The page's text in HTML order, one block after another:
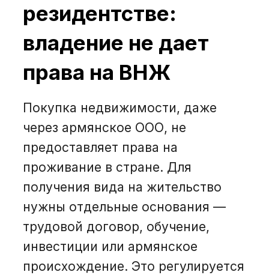
резидентстве:
владение не дает
права на ВНЖ
Покупка недвижимости, даже
через армянское ООО, не
предоставляет права на
проживание в стране. Для
получения вида на жительство
нужны отдельные основания —
трудовой договор, обучение,
инвестиции или армянское
происхождение. Это регулируется